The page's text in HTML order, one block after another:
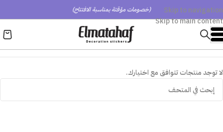
Skip to navigation
Skip to main content
(خصومات مؤقتة بمناسبة الافتتاح)
لا توجد منتجات تتوافق مع اختيارك.